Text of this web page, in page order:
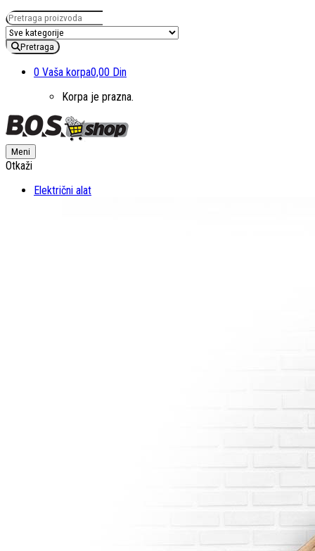
Pretraga za:
Pretraga
0 Vaša korpa0,00 Din
Korpa je prazna.
Meni
Otkaži
Električni alat